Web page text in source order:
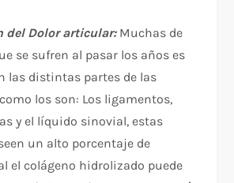
del Dolor articular:Muchas de
se sufren al pasar los años es
las distintas partes de las
los son: Los ligamentos,
y el líquido sinovial, estas
un alto porcentaje de
el colágeno hidrolizado puede